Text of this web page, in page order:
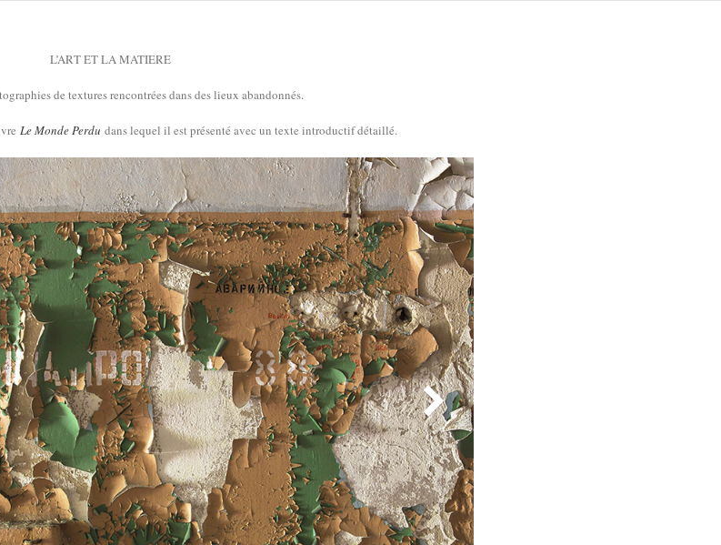
L’ART ET LA MATIERE
de textures rencontrées dans des lieux abandonnés.
Le Monde Perdu dans lequel il est présenté avec un texte introductif détaillé.